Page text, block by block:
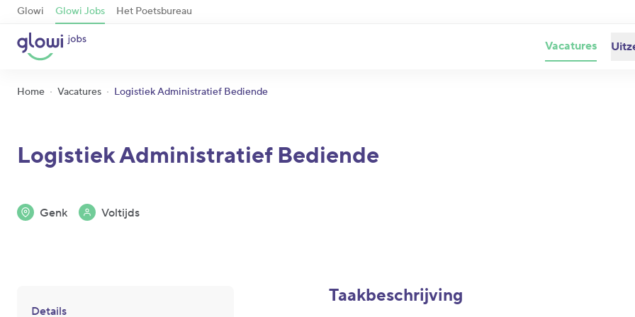
Glowi Glowi Jobs Het Poetsbureau
Vacatures
Home Vacatures Logistiek Administratief Bediende
Logistiek Administratief Bediende
Genk Voltijds
Details
Taakbeschrijving